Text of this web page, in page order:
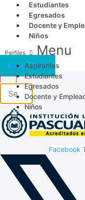
Estudiantes
Egresados
Docente y
Niños
Menu
Aspirantes
Estudiantes
Egresados
Docente y
Niños
Acceso SICAU
Facebook